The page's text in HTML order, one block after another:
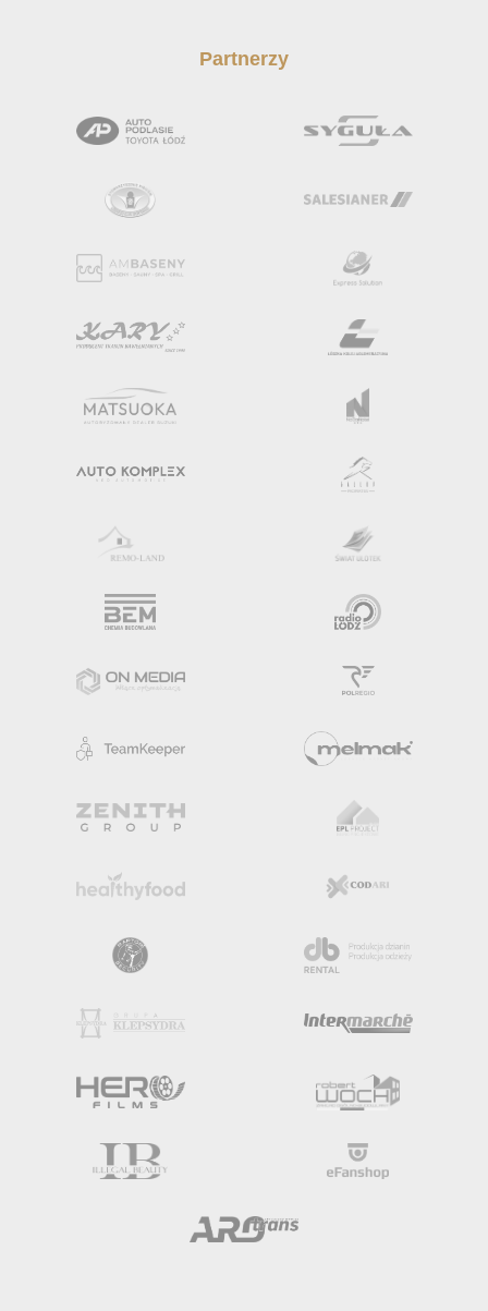
Partnerzy